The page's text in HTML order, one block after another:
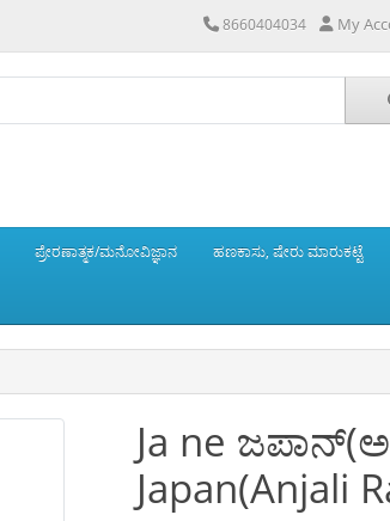
8660404034 My
ಪ್ರೇರಣಾತ್ಮಕ/ಮನೋವಿಜ್ಞಾನ ಹಣಕಾಸು, ಷೇರು ಮಾರುಕಟ್ಟೆ
Ja ne
Japan(Anjali